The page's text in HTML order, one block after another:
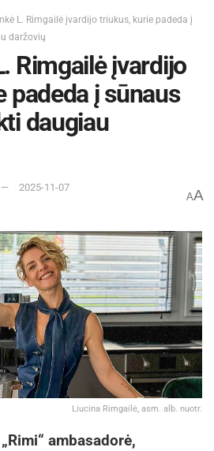
L. Rimgailė įvardijo triukus, kurie padeda į
daržovių
Rimgailė įvardijo
padeda į sūnaus
daugiau
2025-11-07
AA
Liucina Rimgailė, asm. alb. nuotr.
ambasadorė,